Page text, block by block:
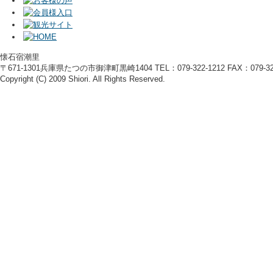
懐石宿潮里
〒671-1301兵庫県たつの市御津町黒崎1404 TEL：079-322-1212 FAX：079-
Copyright (C) 2009 Shiori. All Rights Reserved.